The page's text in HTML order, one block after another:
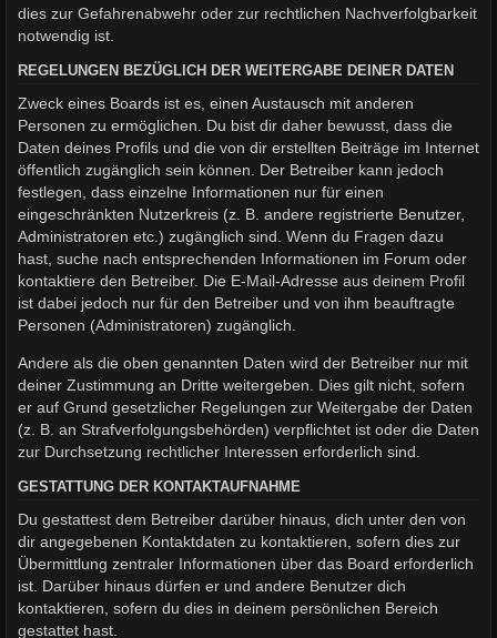
dies zur Gefahrenabwehr oder zur rechtlichen Nachverfolgbarkeit
notwendig ist.
REGELUNGEN BEZÜGLICH DER WEITERGABE DEINER DATEN
Zweck eines Boards ist es, einen Austausch mit anderen
Personen zu ermöglichen. Du bist dir daher bewusst, dass die
Daten deines Profils und die von dir erstellten Beiträge im Internet
öffentlich zugänglich sein können. Der Betreiber kann jedoch
festlegen, dass einzelne Informationen nur für einen
eingeschränkten Nutzerkreis (z. B. andere registrierte Benutzer,
Administratoren etc.) zugänglich sind. Wenn du Fragen dazu
hast, suche nach entsprechenden Informationen im Forum oder
kontaktiere den Betreiber. Die E-Mail-Adresse aus deinem Profil
ist dabei jedoch nur für den Betreiber und von ihm beauftragte
Personen (Administratoren) zugänglich.
Andere als die oben genannten Daten wird der Betreiber nur mit
deiner Zustimmung an Dritte weitergeben. Dies gilt nicht, sofern
er auf Grund gesetzlicher Regelungen zur Weitergabe der Daten
(z. B. an Strafverfolgungsbehörden) verpflichtet ist oder die Daten
zur Durchsetzung rechtlicher Interessen erforderlich sind.
GESTATTUNG DER KONTAKTAUFNAHME
Du gestattest dem Betreiber darüber hinaus, dich unter den von
dir angegebenen Kontaktdaten zu kontaktieren, sofern dies zur
Übermittlung zentraler Informationen über das Board erforderlich
ist. Darüber hinaus dürfen er und andere Benutzer dich
kontaktieren, sofern du dies in deinem persönlichen Bereich
gestattet hast.